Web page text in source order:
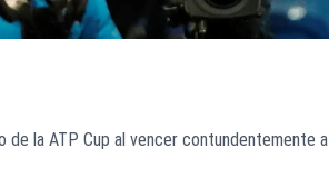
de la ATP Cup al vencer contundentemente a